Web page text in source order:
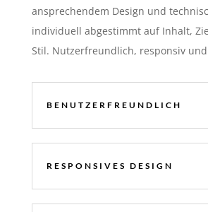
ansprechendem Design und
individuell abgestimmt auf Inhalt,
Stil. Nutzerfreundlich, responsiv
BENUTZERFREUNDLICH
RESPONSIVES DESIGN